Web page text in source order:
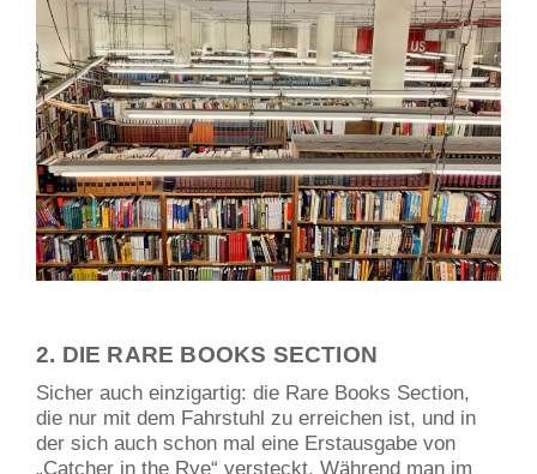
2. DIE RARE BOOKS SECTION
Sicher auch einzigartig: die Rare Books Section,
die nur mit dem Fahrstuhl zu erreichen ist, und in
der sich auch schon mal eine Erstausgabe von
„Catcher in the Rye“ versteckt. Während man im